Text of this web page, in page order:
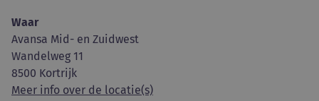
Waar
Avansa Mid- en Zuidwest
Wandelweg 11
8500 Kortrijk
Meer info over de locatie(s)